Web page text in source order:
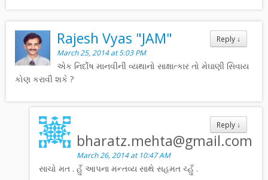
Reply ↓
Rajesh Vyas "JAM"
March 25, 2014 at 5:03 PM
એક નિર્દોષ માનવીની વ્યથાનો સાક્ષાત્કાર તો મેઘાણી સિવાય
કોણ કરાવી શકે ?
Reply ↓
bharatz.mehta@gmail.com
March 26, 2014 at 10:47 AM
સાચો મત . હુઁ આપના મન્તવ્ય સાથે સહમત ચ્હુઁ .